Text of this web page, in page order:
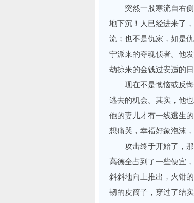
突然一股寒流自右侧
地下沉！人已经进来了
流；也不是仇家，如是
宁派来的夺魂侦者。他
劫掠来的金钱过安适的
现在不是懊恼或反悔
逃去的机会。其实，他
他的妻儿才有一线逃生
想痛哭，幸福好象泡沫，
攻击终于开始了，那
高德全占到了一些便宜
斜斜地向上推出，火钳
韧的皮筒子，穿过了结